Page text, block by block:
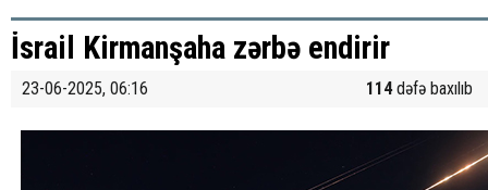
İsrail Kirmanşaha zərbə endirir
23-06-2025, 06:16 114dəfə baxılıb